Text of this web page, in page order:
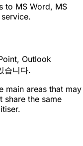
to MS Word, MS
Outlook
습니다.
main areas that may
share the same